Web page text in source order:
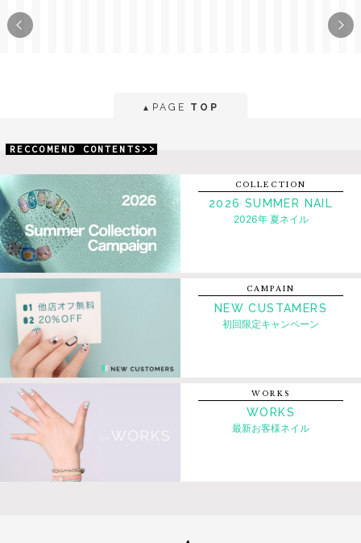
▲ PAGE TOP
RECCOMEND CONTENTS>>
COLLECTION
2026 SUMMER NAIL
2026年 夏ネイル
CAMPAIN
NEW CUSTAMERS
初回限定キャンペーン
WORKS
WORKS
最新お客様ネイル